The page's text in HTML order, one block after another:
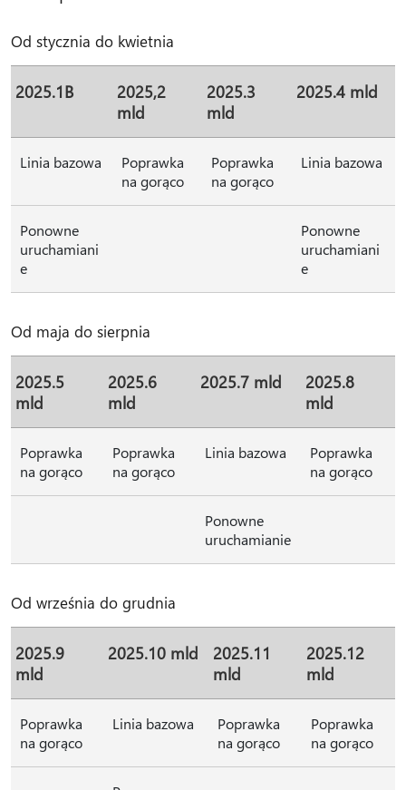
Od stycznia do kwietnia
2025.1B
2025,2
mld
2025.3
mld
2025.4 mld
Linia bazowa
Poprawka
na gorąco
Poprawka
na gorąco
Linia bazowa
Ponowne
uruchamiani
e
Ponowne
uruchamiani
e
Od maja do sierpnia
2025.5
mld
2025.6
mld
2025.7 mld
2025.8
mld
Poprawka
na gorąco
Poprawka
na gorąco
Linia bazowa
Poprawka
na gorąco
Ponowne
uruchamianie
Od września do grudnia
2025.9
mld
2025.10 mld
2025.11
mld
2025.12
mld
Poprawka
na gorąco
Linia bazowa
Poprawka
na gorąco
Poprawka
na gorąco